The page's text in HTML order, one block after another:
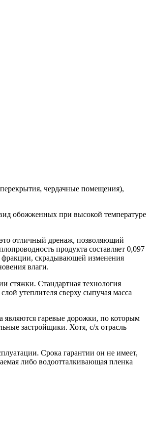
чердачные помещения),
обожженных при высокой температуре
отличный дренаж, позволяющий
продукта составляет 0,097
фракции, скрадывающей изменения
влаги.
стяжки. Стандартная технология
утеплителя сверху сыпучая масса
являются гаревые дорожки, по которым
застройщики. Хотя, с/х отрасль
Срока гарантии он не имеет,
либо водоотталкивающая пленка